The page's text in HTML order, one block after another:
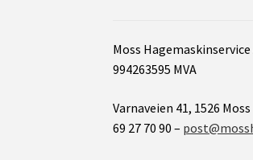
Moss Hagemaskinservice
994263595 MVA
Varnaveien 41, 1526 Moss
69 27 70 90 –